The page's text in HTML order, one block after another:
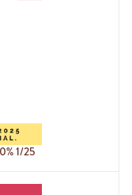
1/25